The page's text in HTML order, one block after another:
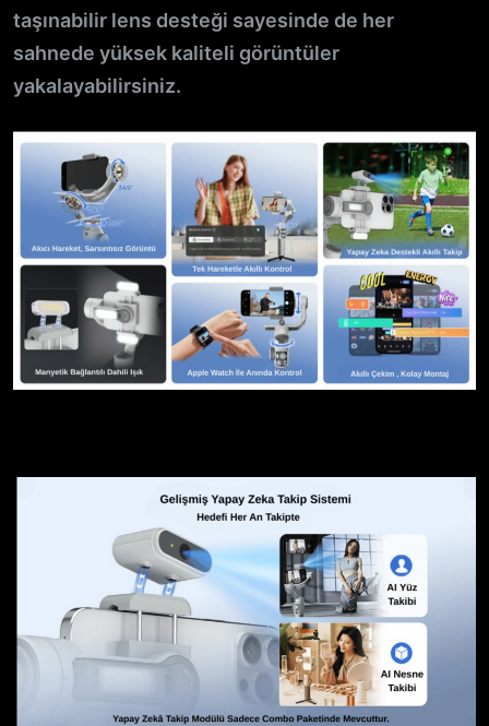
taşınabilir lens desteği sayesinde de her
sahnede yüksek kaliteli görüntüler
yakalayabilirsiniz.